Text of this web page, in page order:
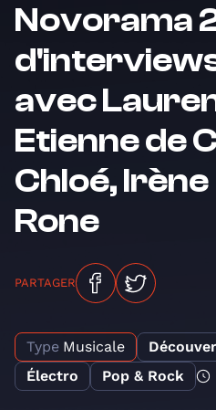
Novorama
avec
Etienne de
Chloé,
Rone
PARTAGER
Type Musicale
Électro
Pop & Rock